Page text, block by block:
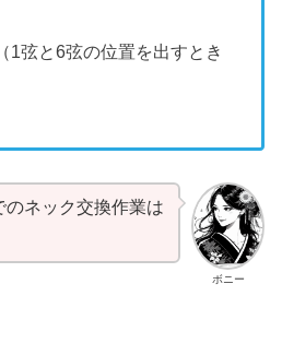
（1弦と6弦の位置を出すとき
ボニー
のネック交換作業は